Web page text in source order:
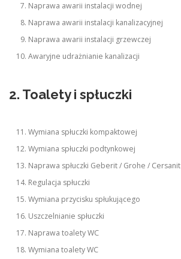
Naprawa awarii instalacji wodnej
Naprawa awarii instalacji kanalizacyjnej
Naprawa awarii instalacji grzewczej
Awaryjne udrażnianie kanalizacji
2. Toalety i spłuczki
Wymiana spłuczki kompaktowej
Wymiana spłuczki podtynkowej
Naprawa spłuczki Geberit / Grohe / Cersanit
Regulacja spłuczki
Wymiana przycisku spłukującego
Uszczelnianie spłuczki
Naprawa toalety WC
Wymiana toalety WC